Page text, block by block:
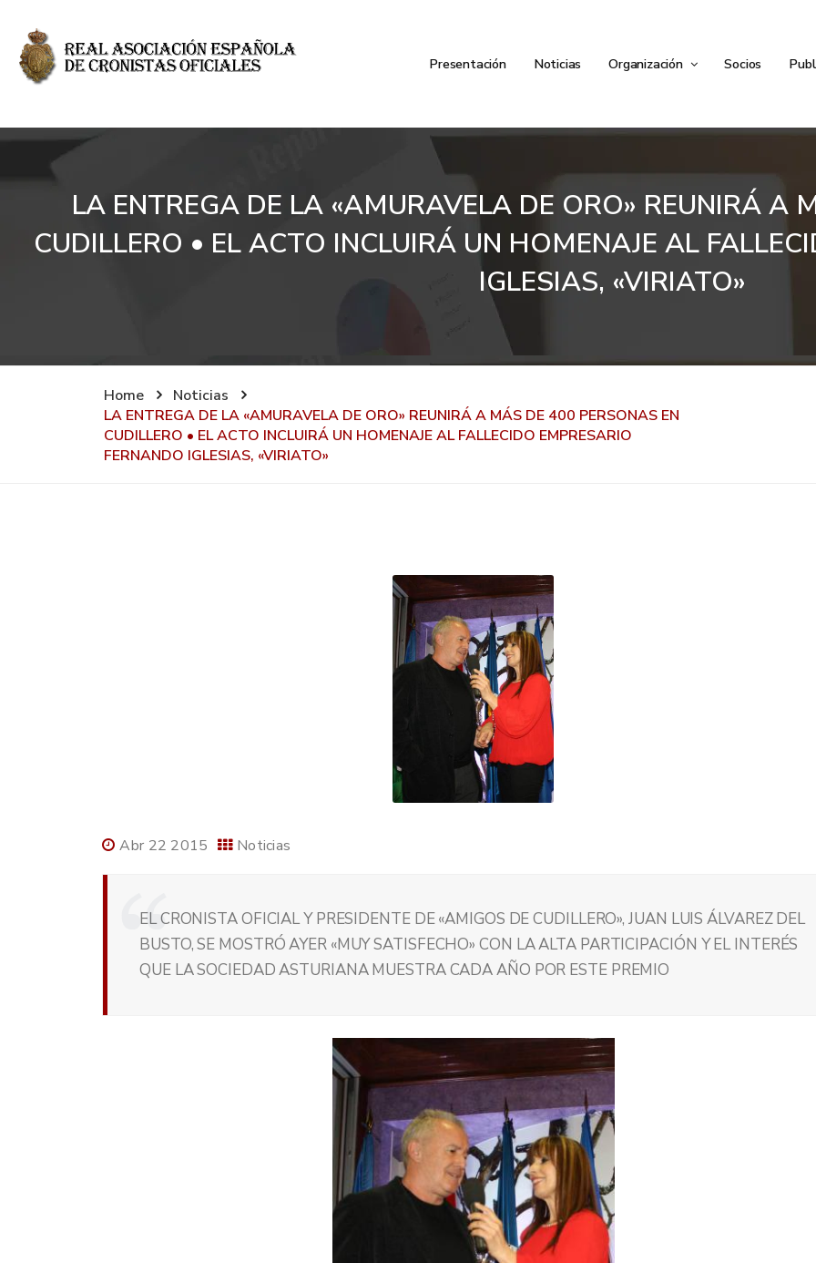
Presentación Noticias Organización Socios
LA ENTREGA DE LA «AMURAVELA DE ORO» REUNIRÁ A
CUDILLERO • EL ACTO INCLUIRÁ UN HOMENAJE AL
IGLESIAS, «VIRIATO»
Home
Noticias
LA ENTREGA DE LA «AMURAVELA DE ORO» REUNIRÁ A MÁS DE 400 PERSONAS EN
CUDILLERO • EL ACTO INCLUIRÁ UN HOMENAJE AL FALLECIDO EMPRESARIO
FERNANDO IGLESIAS, «VIRIATO»
Abr 22 2015 Noticias
EL CRONISTA OFICIAL Y PRESIDENTE DE «AMIGOS DE CUDILLERO», JUAN LUIS ÁLVAREZ DEL
BUSTO, SE MOSTRÓ AYER «MUY SATISFECHO» CON LA ALTA PARTICIPACIÓN Y EL INTERÉS
QUE LA SOCIEDAD ASTURIANA MUESTRA CADA AÑO POR ESTE PREMIO